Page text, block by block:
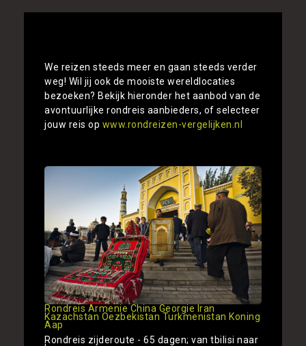
We reizen steeds meer en gaan steeds verder
weg! Wil jij ook de mooiste wereldlocaties
bezoeken? Bekijk hieronder het aanbod van de
avontuurlijke rondreis aanbieders, of selecteer
jouw reis op www.rondreizen-vergelijken.nl
Rondreis Armenie China Georgie Iran
Kazachstan Oezbekistan Turkmenistan Koning
Aap
Rondreis zijderoute - 65 dagen; van tbilisi naar